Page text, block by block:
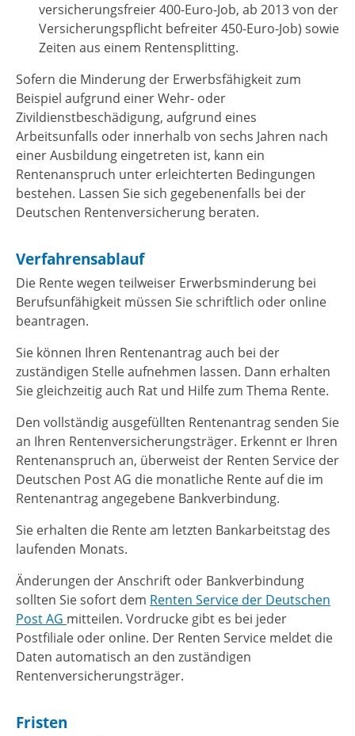
versicherungsfreier 400-Euro-Job, ab 2013 von der
Versicherungspflicht befreiter 450-Euro-Job) sowie
Zeiten aus einem Rentensplitting.
Sofern die Minderung der Erwerbsfähigkeit zum
Beispiel aufgrund einer Wehr- oder
Zivildienstbeschädigung, aufgrund eines
Arbeitsunfalls oder innerhalb von sechs Jahren nach
einer Ausbildung eingetreten ist, kann ein
Rentenanspruch unter erleichterten Bedingungen
bestehen. Lassen Sie sich gegebenenfalls bei der
Deutschen Rentenversicherung beraten.
Verfahrensablauf
Die Rente wegen teilweiser Erwerbsminderung bei
Berufsunfähigkeit müssen Sie schriftlich oder online
beantragen.
Sie können Ihren Rentenantrag auch bei der
zuständigen Stelle aufnehmen lassen. Dann erhalten
Sie gleichzeitig auch Rat und Hilfe zum Thema Rente.
Den vollständig ausgefüllten Rentenantrag senden Sie
an Ihren Rentenversicherungsträger. Erkennt er Ihren
Rentenanspruch an, überweist der Renten Service der
Deutschen Post AG die monatliche Rente auf die im
Rentenantrag angegebene Bankverbindung.
Sie erhalten die Rente am letzten Bankarbeitstag des
laufenden Monats.
Änderungen der Anschrift oder Bankverbindung
sollten Sie sofort dem Renten Service der Deutschen
Post AG mitteilen. Vordrucke gibt es bei jeder
Postfiliale oder online. Der Renten Service meldet die
Daten automatisch an den zuständigen
Rentenversicherungsträger.
Fristen